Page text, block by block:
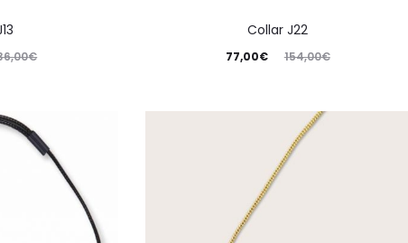
€
Collar J22
154,00€
77,00€